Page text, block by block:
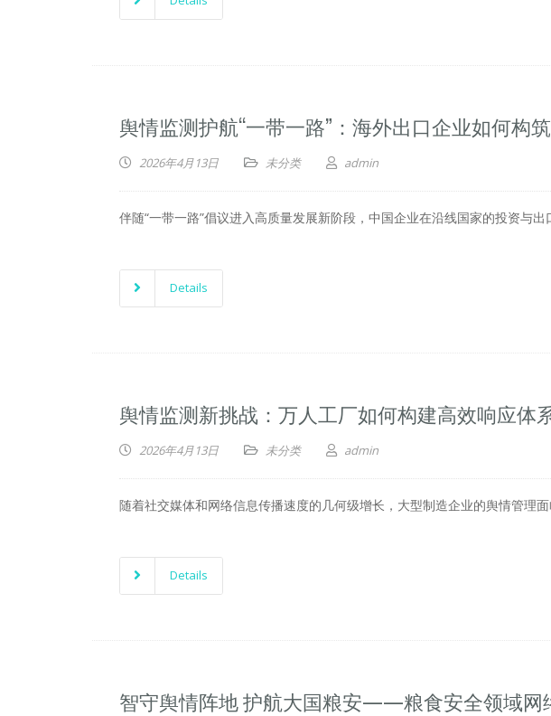
舆情监测护航“一带一路”：海外出口企业如何构
2026年4月13日 未分类 admin
伴随“一带一路”倡议进入高质量发展新阶段，中国企业在沿线国家的投资与
Details
舆情监测新挑战：万人工厂如何构建高效响应体
2026年4月13日 未分类 admin
随着社交媒体和网络信息传播速度的几何级增长，大型制造企业的舆情管理
Details
智守舆情阵地 护航大国粮安——粮食安全领域网